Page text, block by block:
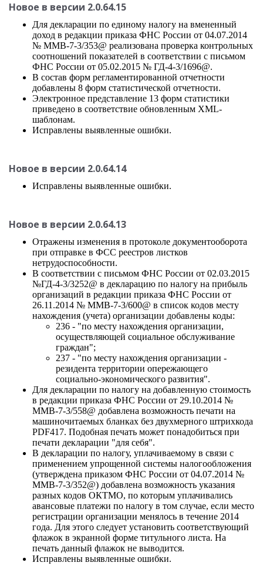
Новое в версии 2.0.64.15
Для декларации по единому налогу на вмененный
доход в редакции приказа ФНС России от 04.07.2014
№ ММВ-7-3/353@ реализована проверка контрольных
соотношений показателей в соответствии с письмом
ФНС России от 05.02.2015 № ГД-4-3/1696@.
В состав форм регламентированной отчетности
добавлены 8 форм статистической отчетности.
Электронное представление 13 форм статистики
приведено в соответствие обновленным XML-
шаблонам.
Исправлены выявленные ошибки.
Новое в версии 2.0.64.14
Исправлены выявленные ошибки.
Новое в версии 2.0.64.13
Отражены изменения в протоколе документооборота
при отправке в ФСС реестров листков
нетрудоспособности.
В соответствии с письмом ФНС России от 02.03.2015
№ГД-4-3/3252@ в декларацию по налогу на прибыль
организаций в редакции приказа ФНС России от
26.11.2014 № ММВ-7-3/600@ в список кодов месту
нахождения (учета) организации добавлены коды:
236 - "по месту нахождения организации,
осуществляющей социальное обслуживание
граждан";
237 - "по месту нахождения организации -
резидента территории опережающего
социально-экономического развития".
Для декларации по налогу на добавленную стоимость
в редакции приказа ФНС России от 29.10.2014 №
ММВ-7-3/558@ добавлена возможность печати на
машиночитаемых бланках без двухмерного штрихкода
PDF417. Подобная печать может понадобиться при
печати декларации "для себя".
В декларации по налогу, уплачиваемому в связи с
применением упрощенной системы налогообложения
(утверждена приказом ФНС России от 04.07.2014 №
ММВ-7-3/352@) добавлена возможность указания
разных кодов ОКТМО, по которым уплачивались
авансовые платежи по налогу в том случае, если место
регистрации организации менялось в течение 2014
года. Для этого следует установить соответствующий
флажок в экранной форме титульного листа. На
печать данный флажок не выводится.
Исправлены выявленные ошибки.